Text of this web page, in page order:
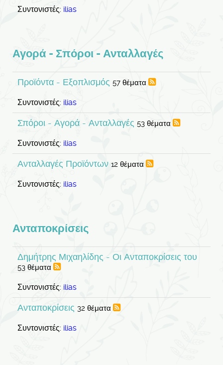
Συντονιστές: ilias
Αγορά - Σπόροι - Ανταλλαγές
Προϊόντα - Εξοπλισμός 57 θέματα
Συντονιστές: ilias
Σπόροι - Αγορά - Ανταλλαγές 53 θέματα
Συντονιστές: ilias
Ανταλλαγές Προϊόντων 12 θέματα
Συντονιστές: ilias
Ανταποκρίσεις
Δημήτρης Μιχαηλίδης - Οι Ανταποκρίσεις του
53 θέματα
Συντονιστές: ilias
Ανταποκρίσεις 32 θέματα
Συντονιστές: ilias